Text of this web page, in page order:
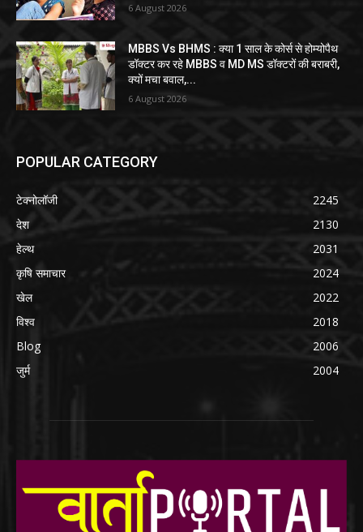
6 August 2026
MBBS Vs BHMS : क्या 1 साल के कोर्स से होम्योपैथ
डॉक्टर कर रहे MBBS व MD MS डॉक्टरों की बराबरी,
क्यों मचा बवाल,...
6 August 2026
POPULAR CATEGORY
टेक्नोलॉजी
2245
देश
2130
हेल्थ
2031
कृषि समाचार
2024
खेल
2022
विश्व
2018
Blog
2006
जुर्म
2004